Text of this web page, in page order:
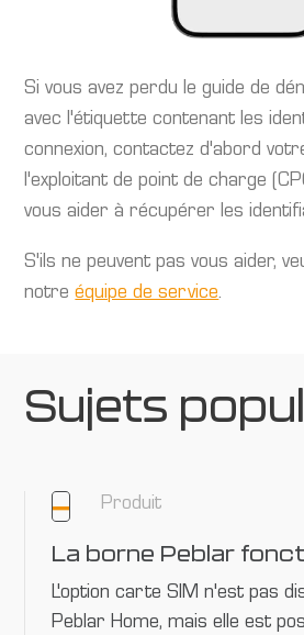
Si vous avez perdu le guide de
avec l'étiquette contenant les
connexion, contactez d'abord
l'exploitant de point de charge
vous aider à récupérer les
S'ils ne peuvent pas vous aider,
notreéquipe de service.
Sujets
Produit
L'option carte SIM n'est pas
Peblar Home, mais elle est